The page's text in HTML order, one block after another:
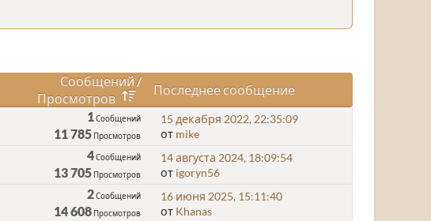
Сообщений /
Просмотров
Последнее сообщение
1 Сообщений
11 785 Просмотров
15 декабря 2022, 22:35:09
от mike
4Сообщений
13 705 Просмотров
14 августа 2024, 18:09:54
от igoryn56
2Сообщений
14 608 Просмотров
16 июня 2025, 15:11:40
от Khanas